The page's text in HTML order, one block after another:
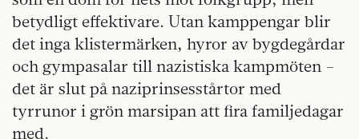
betydligt effektivare. Utan kamppengar blir
det inga klistermärken, hyror av bygdegårdar
och gympasalar till nazistiska kampmöten –
det är slut på naziprinsesstårtor med
tyrrunor i grön marsipan att fira familjedagar
med.